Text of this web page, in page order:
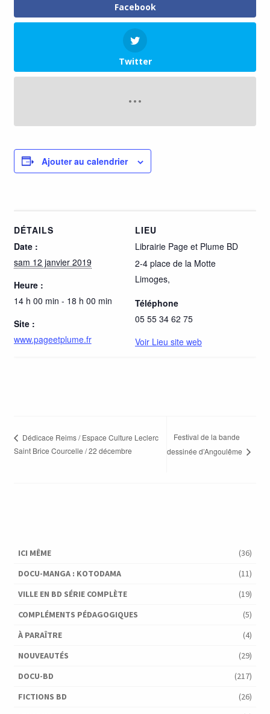
Facebook
Twitter
Ajouter au calendrier
DÉTAILS
Date :
sam 12 janvier 2019
Heure :
14 h 00 min - 18 h 00 min
Site :
www.pageetplume.fr
LIEU
Librairie Page et Plume BD
2-4 place de la Motte
Limoges,
Téléphone
05 55 34 62 75
Voir Lieu site web
Dédicace Reims / Espace Culture Leclerc
Saint Brice Courcelle / 22 décembre
Festival de la bande
dessinée d’Angoulême
ICI MÊME
(36)
DOCU-MANGA : KOTODAMA
(11)
VILLE EN BD SÉRIE COMPLÈTE
(19)
COMPLÉMENTS PÉDAGOGIQUES
(5)
À PARAÎTRE
(4)
NOUVEAUTÉS
(29)
DOCU-BD
(217)
FICTIONS BD
(26)